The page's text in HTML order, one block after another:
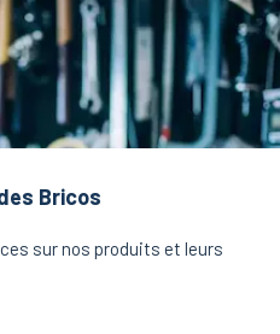
Bricos
sur nos produits et leurs